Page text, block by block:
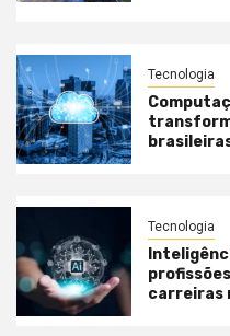
Tecnologia
Tecnologia
carreiras